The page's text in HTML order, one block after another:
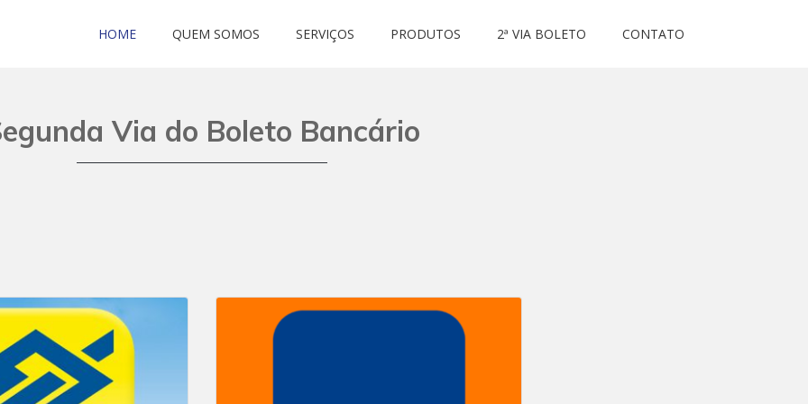
HOME QUEM SOMOS SERVIÇOS PRODUTOS 2ª VIA BOLETO CONTATO
Via do Boleto Bancário